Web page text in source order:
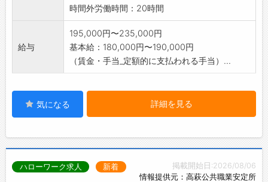
時間外労働時間：20時間
給与
195,000円〜235,000円
基本給：180,000円〜190,000円
（賃金・手当_定額的に支払われる手当）...
気になる 詳細を見る
掲載開始日:2026/08/06
情報提供元：高萩公共職業安定所
ハローワーク求人 新着